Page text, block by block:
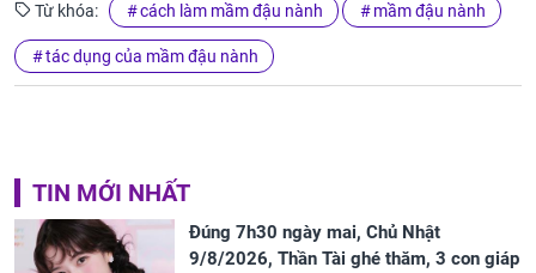
Từ khóa: cách làm mầm đậu nành mầm đậu nành
tác dụng của mầm đậu nành
TIN MỚI NHẤT
Đúng 7h30 ngày mai, Chủ Nhật
9/8/2026, Thần Tài ghé thăm, 3 con giáp